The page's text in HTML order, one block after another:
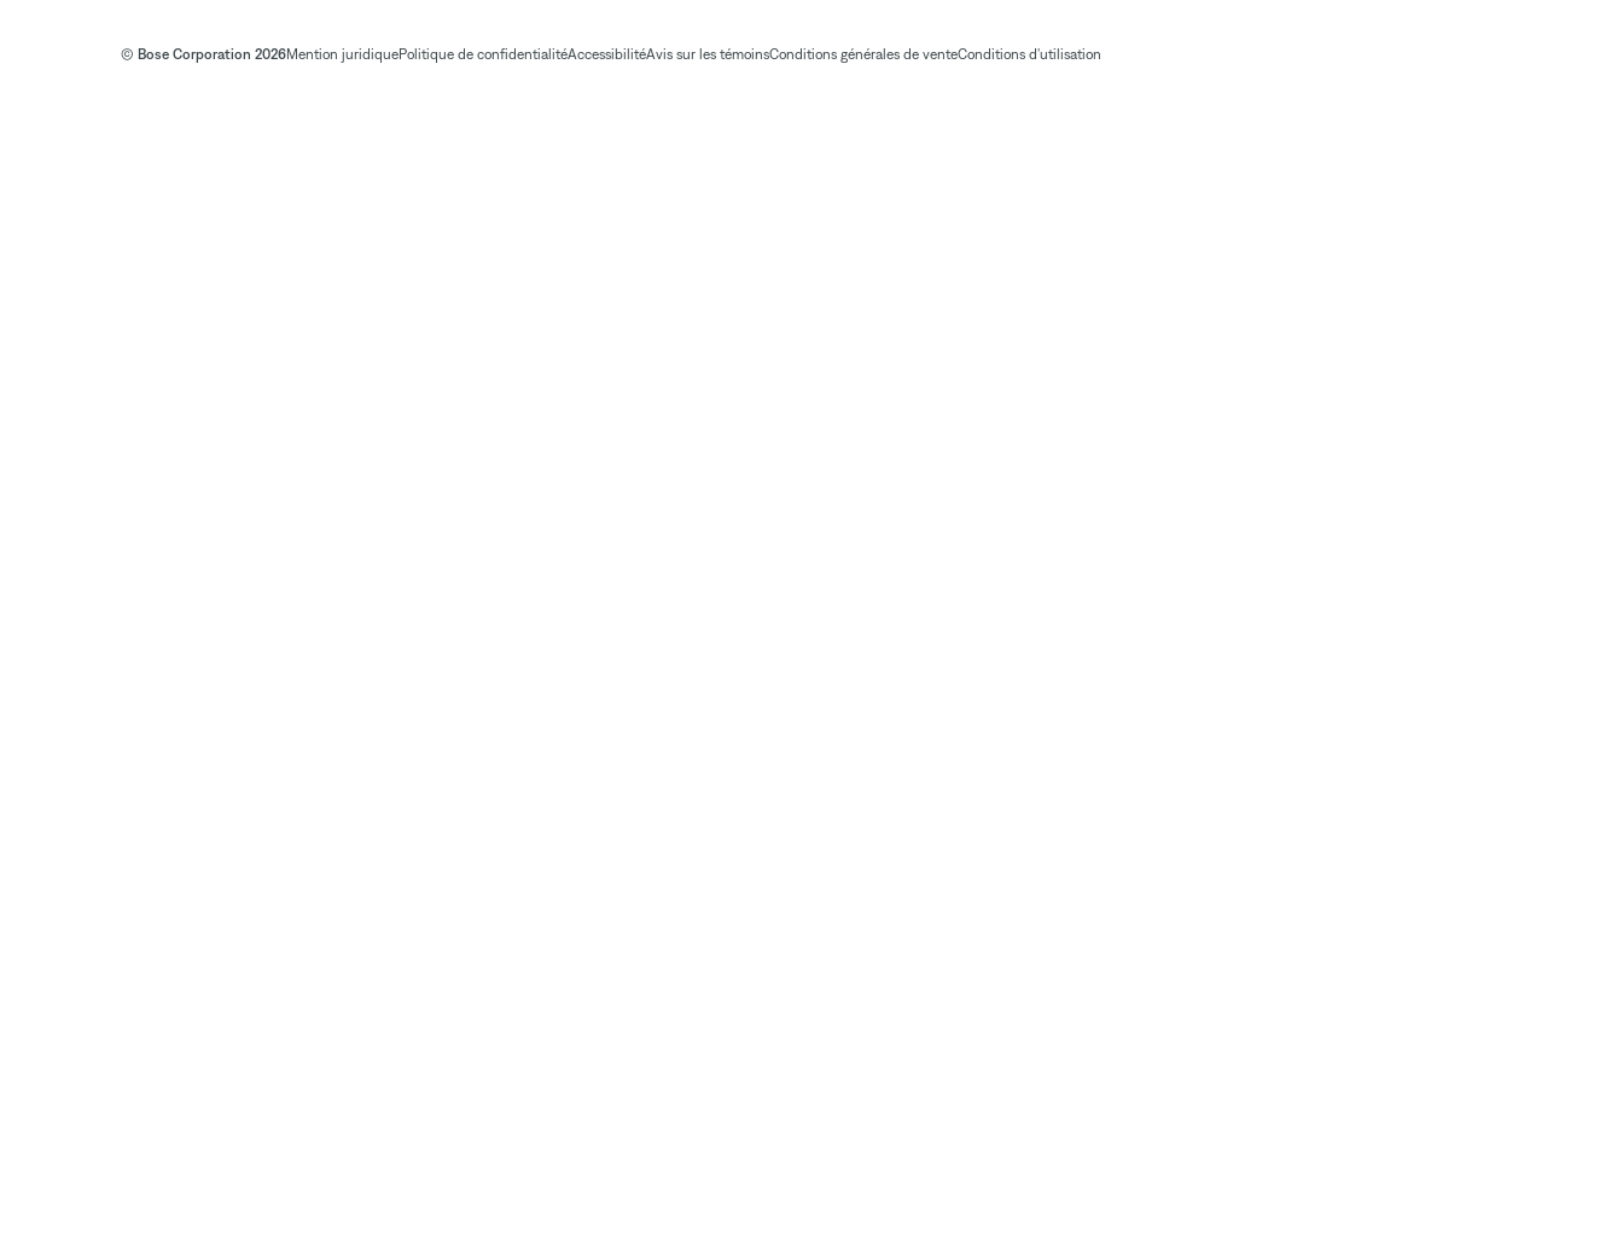
© Bose Corporation 2026Mention juridiquePolitique de confidentialitéAccessibilitéAvis sur les témoinsConditions générales de venteConditions d'utilisation